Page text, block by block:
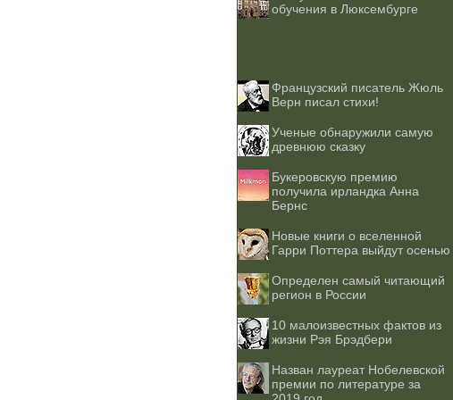
обучения в Люксембурге
Французский писатель Жюль
Верн писал стихи!
Ученые обнаружили самую
древнюю сказку
Букеровскую премию
получила ирландка Анна
Бернс
Новые книги о вселенной
Гарри Поттера выйдут осенью
Определен самый читающий
регион в России
10 малоизвестных фактов из
жизни Рэя Брэдбери
Назван лауреат Нобелевской
премии по литературе за